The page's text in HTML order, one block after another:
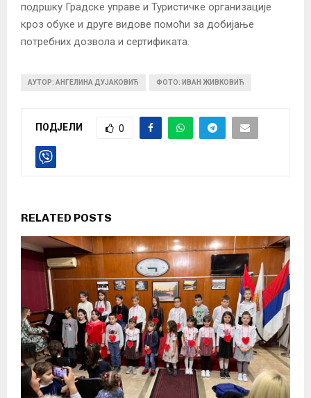
подршку Градске управе и Туристичке организације
кроз обуке и друге видове помоћи за добијање
потребних дозвола и сертификата.
АУТОР: АНГЕЛИНА ДУЈАКОВИЋ ФОТО: ИВАН ЖИВКОВИЋ
ПОДЈЕЛИ 0
RELATED POSTS